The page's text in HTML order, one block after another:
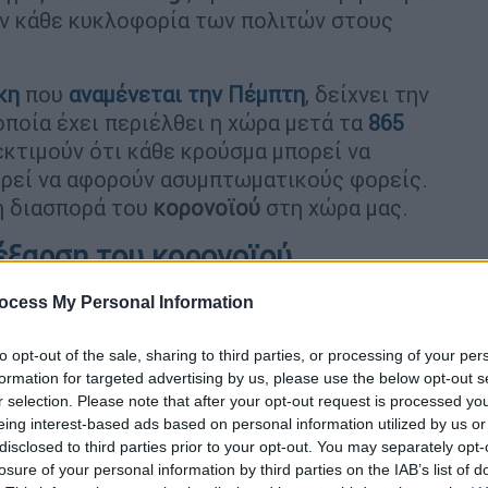
My Personal Information
opt-out of the sale, sharing to third parties, or processing of your
for targeted advertising by us, please use the below opt-out
selection. Please note that after your opt-out request is processed
interest-based ads based on personal information utilized by us
to third parties prior to your opt-out. You may separately
of your personal information by third parties on the IAB’s list of
κάθε κυκλοφορία των πολιτών στους
που αναμένεται την Πέμπτη, δείχνει την
έχει περιέλθει η χώρα μετά τα 865
ότι κάθε κρούσμα μπορεί να
να αφορούν ασυμπτωματικούς φορείς.
διασπορά του κορονοϊού στη χώρα μας.
του κορονοϊού
των πολιτών θα αλλάξει άρδην
των περιοχών που μπήκαν σε
όσο και των υπολοίπων,
, το ενδεχόμενο τηςχρήσημάσκας
κοντά.
να το αποφύγει, καθώς είναι